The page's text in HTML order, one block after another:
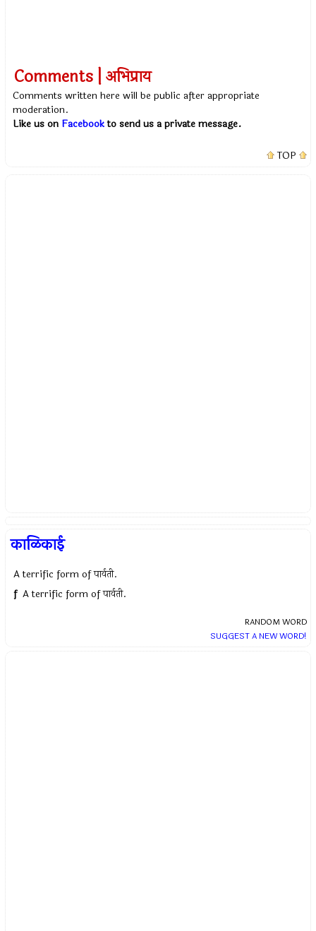
Comments | अभिप्राय
Comments written here will be public after appropriate
moderation.
Like us on Facebookto send us a private message.
TOP
काळिकाई
A terrific form of पार्वती.
f A terrific form of पार्वती.
RANDOM WORD
SUGGEST A NEW WORD!